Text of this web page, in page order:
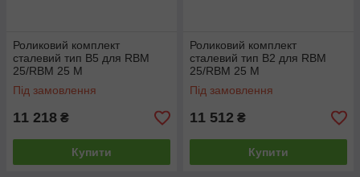
Роликовий комплект
сталевий тип B5 для RBM
25/RBM 25 M
Під замовлення
11 218 ₴
Купити
Роликовий комплект
сталевий тип B2 для RBM
25/RBM 25 M
Під замовлення
11 512 ₴
Купити